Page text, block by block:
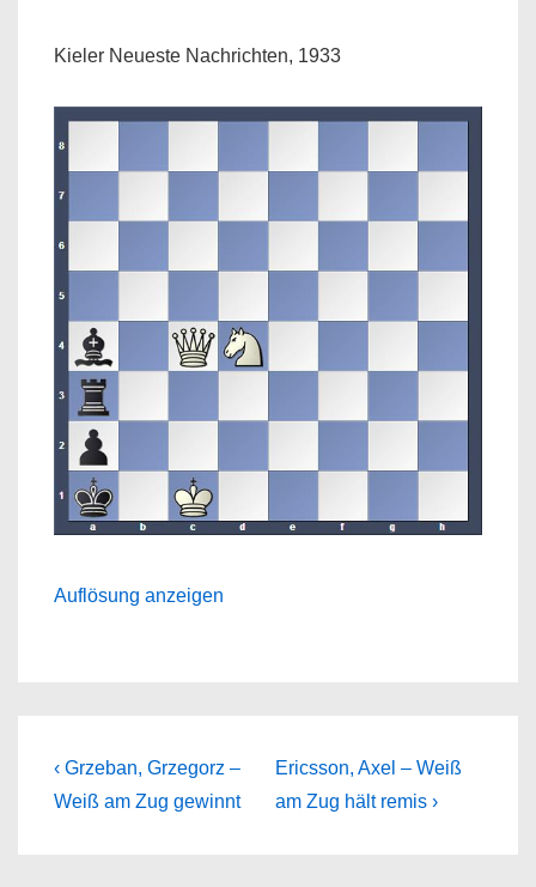
Kieler Neueste Nachrichten, 1933
Auflösung anzeigen
Beitragsnavigation
Previous
Post
‹ Grzeban, Grzegorz –
Weiß am Zug gewinnt
Next
Post
Ericsson, Axel – Weiß
am Zug hält remis ›